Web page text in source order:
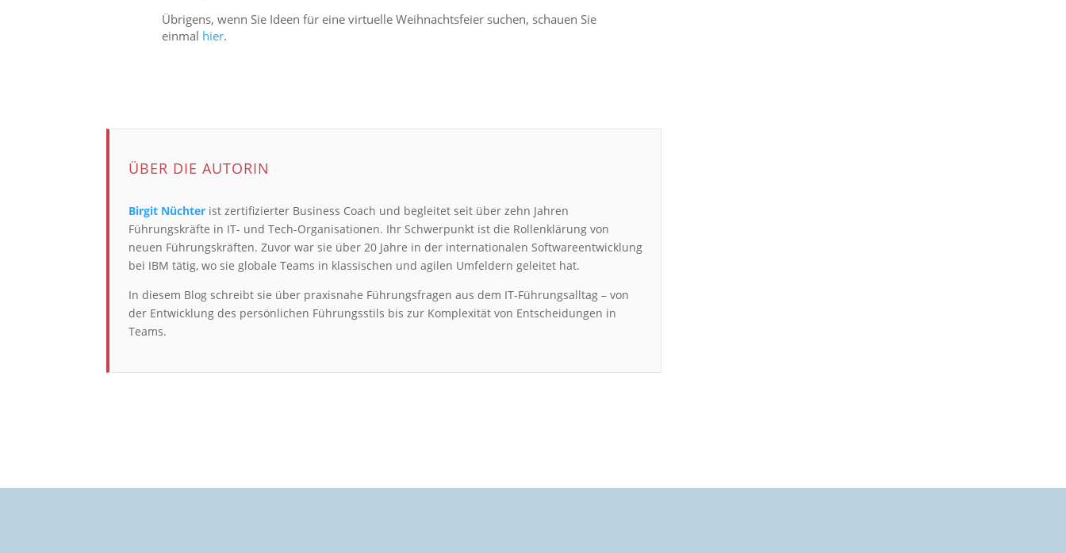
Übrigens, wenn Sie Ideen für eine virtuelle Weihnachtsfeier suchen, schauen Sie
einmal hier.
ÜBER DIE AUTORIN
Birgit Nüchter ist zertifizierter Business Coach und begleitet seit über zehn Jahren
Führungskräfte in IT- und Tech-Organisationen. Ihr Schwerpunkt ist die Rollenklärung von
neuen Führungskräften. Zuvor war sie über 20 Jahre in der internationalen Softwareentwicklung
bei IBM tätig, wo sie globale Teams in klassischen und agilen Umfeldern geleitet hat.
In diesem Blog schreibt sie über praxisnahe Führungsfragen aus dem IT-Führungsalltag – von
der Entwicklung des persönlichen Führungsstils bis zur Komplexität von Entscheidungen in
Teams.